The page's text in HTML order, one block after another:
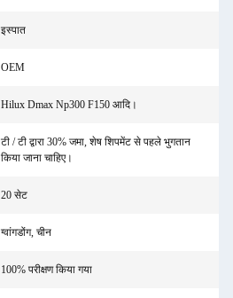
इस्पात
OEM
Hilux Dmax Np300 F150 आदि।
टी / टी द्वारा 30% जमा, शेष शिपमेंट से पहले भुगतान
किया जाना चाहिए।
20 सेट
ग्वांगडोंग, चीन
100% परीक्षण किया गया